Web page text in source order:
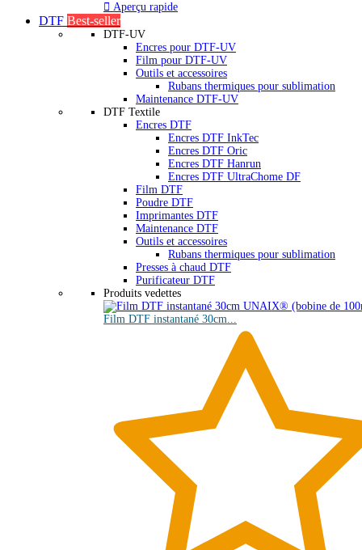
 Aperçu rapide
DTF Best-seller
DTF-UV
Encres pour DTF-UV
Film pour DTF-UV
Outils et accessoires
Rubans thermiques pour sublimation
Maintenance DTF-UV
DTF Textile
Encres DTF
Encres DTF InkTec
Encres DTF Oric
Encres DTF Hanrun
Encres DTF UltraChome DF
Film DTF
Poudre DTF
Imprimantes DTF
Maintenance DTF
Outils et accessoires
Rubans thermiques pour sublimation
Presses à chaud DTF
Purificateur DTF
Produits vedettes
Film DTF instantané 30cm...